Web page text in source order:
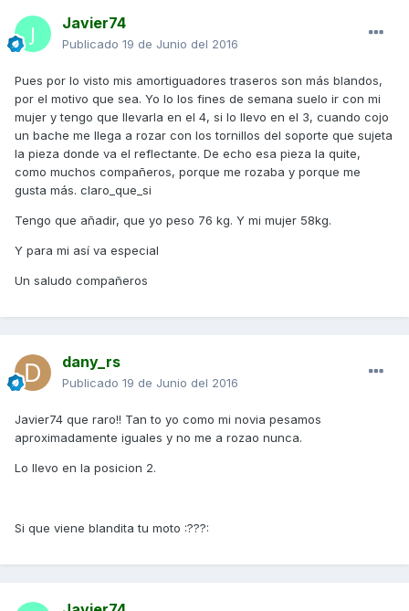
Javier74
Publicado 19 de Junio del 2016
Pues por lo visto mis amortiguadores traseros son más blandos,
por el motivo que sea. Yo lo los fines de semana suelo ir con mi
mujer y tengo que llevarla en el 4, si lo llevo en el 3, cuando cojo
un bache me llega a rozar con los tornillos del soporte que sujeta
la pieza donde va el reflectante. De echo esa pieza la quite,
como muchos compañeros, porque me rozaba y porque me
gusta más. claro_que_si
Tengo que añadir, que yo peso 76 kg. Y mi mujer 58kg.
Y para mi así va especial
Un saludo compañeros
dany_rs
Publicado 19 de Junio del 2016
Javier74 que raro!! Tan to yo como mi novia pesamos
aproximadamente iguales y no me a rozao nunca.
Lo llevo en la posicion 2.
Si que viene blandita tu moto :???: